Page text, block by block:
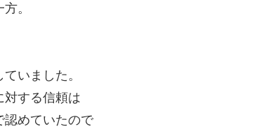
。
いました。
対する信頼は
認めていたので